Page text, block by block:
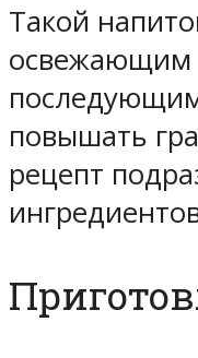
Такой
освежающим
повышать
рецепт